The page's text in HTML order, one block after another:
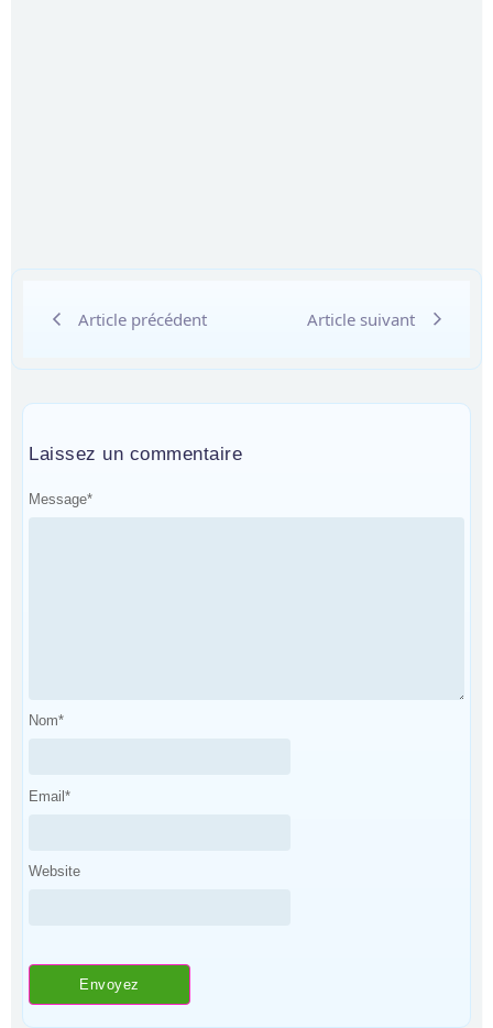
Article précédent Article suivant
Laissez un commentaire
Message*
Nom*
Email*
Website